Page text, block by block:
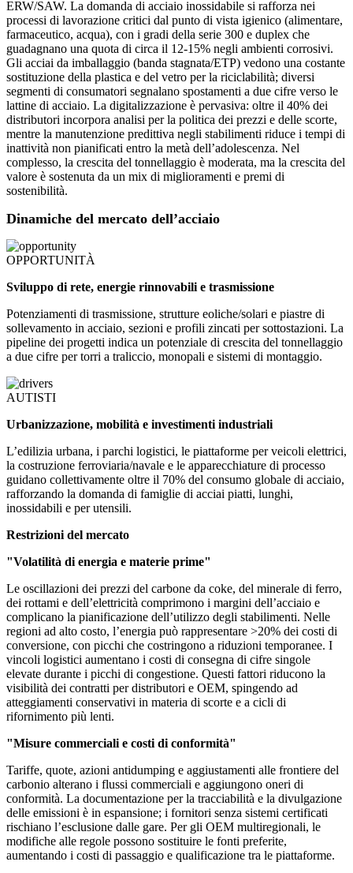
ERW/SAW. La domanda di acciaio inossidabile si rafforza nei
processi di lavorazione critici dal punto di vista igienico (alimentare,
farmaceutico, acqua), con i gradi della serie 300 e duplex che
guadagnano una quota di circa il 12-15% negli ambienti corrosivi.
Gli acciai da imballaggio (banda stagnata/ETP) vedono una costante
sostituzione della plastica e del vetro per la riciclabilità; diversi
segmenti di consumatori segnalano spostamenti a due cifre verso le
lattine di acciaio. La digitalizzazione è pervasiva: oltre il 40% dei
distributori incorpora analisi per la politica dei prezzi e delle scorte,
mentre la manutenzione predittiva negli stabilimenti riduce i tempi di
inattività non pianificati entro la metà dell’adolescenza. Nel
complesso, la crescita del tonnellaggio è moderata, ma la crescita del
valore è sostenuta da un mix di miglioramenti e premi di
sostenibilità.
Dinamiche del mercato dell’acciaio
OPPORTUNITÀ
Sviluppo di rete, energie rinnovabili e trasmissione
Potenziamenti di trasmissione, strutture eoliche/solari e piastre di
sollevamento in acciaio, sezioni e profili zincati per sottostazioni. La
pipeline dei progetti indica un potenziale di crescita del tonnellaggio
a due cifre per torri a traliccio, monopali e sistemi di montaggio.
AUTISTI
Urbanizzazione, mobilità e investimenti industriali
L’edilizia urbana, i parchi logistici, le piattaforme per veicoli elettrici,
la costruzione ferroviaria/navale e le apparecchiature di processo
guidano collettivamente oltre il 70% del consumo globale di acciaio,
rafforzando la domanda di famiglie di acciai piatti, lunghi,
inossidabili e per utensili.
Restrizioni del mercato
"Volatilità di energia e materie prime"
Le oscillazioni dei prezzi del carbone da coke, del minerale di ferro,
dei rottami e dell’elettricità comprimono i margini dell’acciaio e
complicano la pianificazione dell’utilizzo degli stabilimenti. Nelle
regioni ad alto costo, l’energia può rappresentare >20% dei costi di
conversione, con picchi che costringono a riduzioni temporanee. I
vincoli logistici aumentano i costi di consegna di cifre singole
elevate durante i picchi di congestione. Questi fattori riducono la
visibilità dei contratti per distributori e OEM, spingendo ad
atteggiamenti conservativi in ​​materia di scorte e a cicli di
rifornimento più lenti.
"Misure commerciali e costi di conformità"
Tariffe, quote, azioni antidumping e aggiustamenti alle frontiere del
carbonio alterano i flussi commerciali e aggiungono oneri di
conformità. La documentazione per la tracciabilità e la divulgazione
delle emissioni è in espansione; i fornitori senza sistemi certificati
rischiano l’esclusione dalle gare. Per gli OEM multiregionali, le
modifiche alle regole possono sostituire le fonti preferite,
aumentando i costi di passaggio e qualificazione tra le piattaforme.